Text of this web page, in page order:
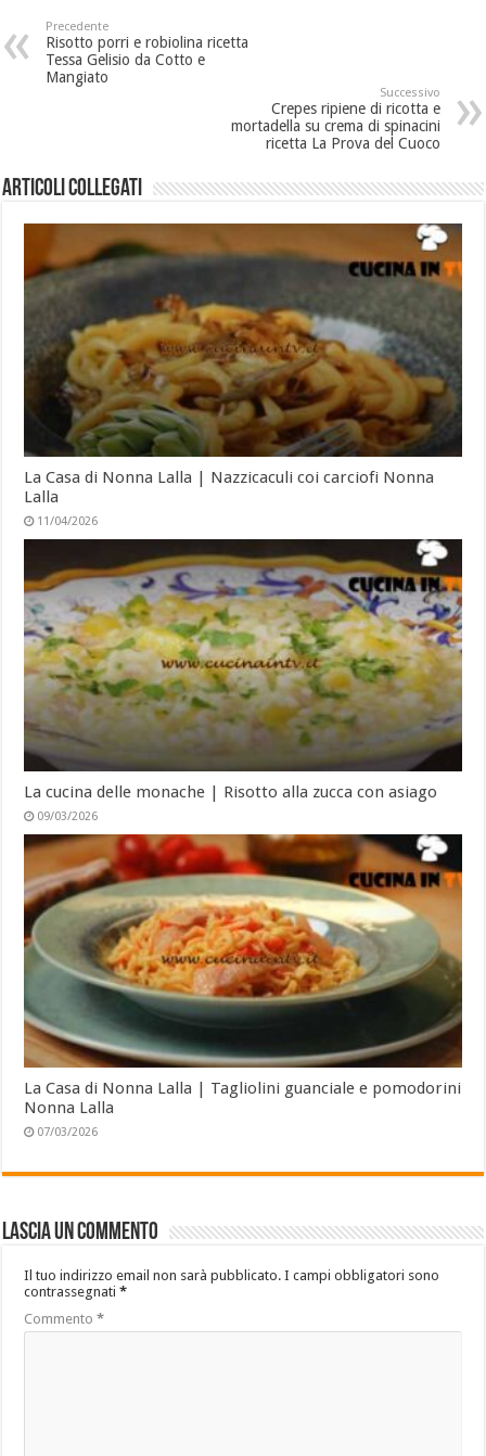
Precedente
Risotto porri e robiolina ricetta
Tessa Gelisio da Cotto e
Mangiato
Successivo
Crepes ripiene di ricotta e
mortadella su crema di spinacini
ricetta La Prova del Cuoco
Articoli collegati
La Casa di Nonna Lalla | Nazzicaculi coi carciofi Nonna
Lalla
11/04/2026
La cucina delle monache | Risotto alla zucca con asiago
09/03/2026
La Casa di Nonna Lalla | Tagliolini guanciale e pomodorini
Nonna Lalla
07/03/2026
Lascia un commento
Il tuo indirizzo email non sarà pubblicato. I campi obbligatori sono
contrassegnati*
Commento*